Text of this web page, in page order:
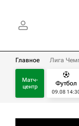
Главное Лига
Матч-
центр
Футбол
09.08